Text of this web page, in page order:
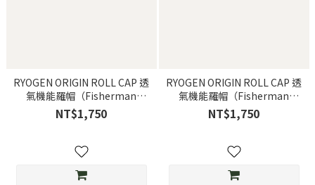
RYOGEN ORIGIN ROLL CAP 透
氣機能羅帽（Fisherman
Cap）咖啡-RGG-10
NT$1,750
RYOGEN ORIGIN ROLL CAP 透
氣機能羅帽（Fisherman
Cap）黑-RGG-10
NT$1,750